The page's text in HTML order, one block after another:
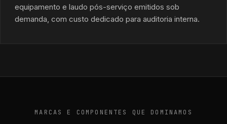
equipamento e laudo pós-serviço emitidos sob
demanda, com custo dedicado para auditoria interna.
MARCAS E COMPONENTES QUE DOMINAMOS